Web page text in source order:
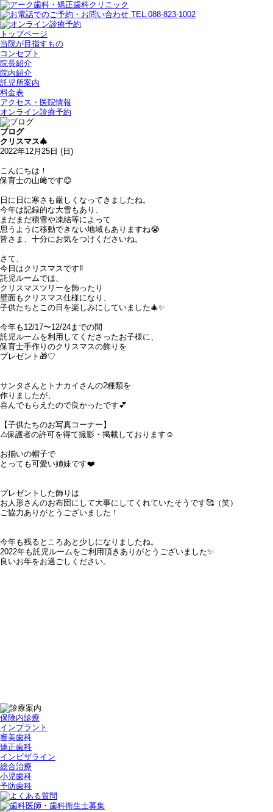
トップページ
当院が目指すもの
コンセプト
院長紹介
院内紹介
託児所案内
料金表
アクセス・医院情報
オンライン診療予約
ブログ
クリスマス🎄
2022年12月25日 (日)
こんにちは！
保育士の山﨑です😊
日に日に寒さも厳しくなってきましたね。
今年は記録的な大雪もあり、
まだまだ積雪や凍結等によって
思うように移動できない地域もありますね😭
皆さま、十分にお気をつけくださいね。
さて、
今日はクリスマスです‼︎
託児ルームでは、
クリスマスツリーを飾ったり
壁面もクリスマス仕様になり、
子供たちとこの日を楽しみにしていました🎄✨
今年も12/17〜12/24までの間
託児ルームを利用してくださったお子様に、
保育士手作りのクリスマスの飾りを
プレゼント🎁♡
サンタさんとトナカイさんの2種類を
作りましたが、
喜んでもらえたので良かったです💕
【子供たちのお写真コーナー】
⚠️保護者の許可を得て撮影・掲載しております☺︎
お揃いの帽子で
とっても可愛い姉妹です❤️
プレゼントした飾りは
お人形さんのお布団にして大事にしてくれていたそうです🥰（笑）
ご協力ありがとうございました！
今年も残るところあと少しになりましたね。
2022年も託児ルームをご利用頂きありがとうございました✨
良いお年をお過ごしください。
保険内診療
インプラント
審美歯科
矯正歯科
インビザライン
総合治療
小児歯科
予防歯科